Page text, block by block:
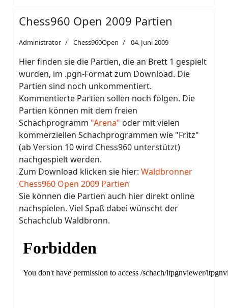
Chess960 Open 2009 Partien
Administrator Chess960Open 04. Juni 2009
Hier finden sie die Partien, die an Brett 1 gespielt
wurden, im .pgn-Format zum Download. Die
Partien sind noch unkommentiert.
Kommentierte Partien sollen noch folgen. Die
Partien können mit dem freien
Schachprogramm "Arena" oder mit vielen
kommerziellen Schachprogrammen wie "Fritz"
(ab Version 10 wird Chess960 unterstützt)
nachgespielt werden.
Zum Download klicken sie hier:Waldbronner
Chess960 Open 2009 Partien
Sie können die Partien auch hier direkt online
nachspielen. Viel Spaß dabei wünscht der
Schachclub Waldbronn.